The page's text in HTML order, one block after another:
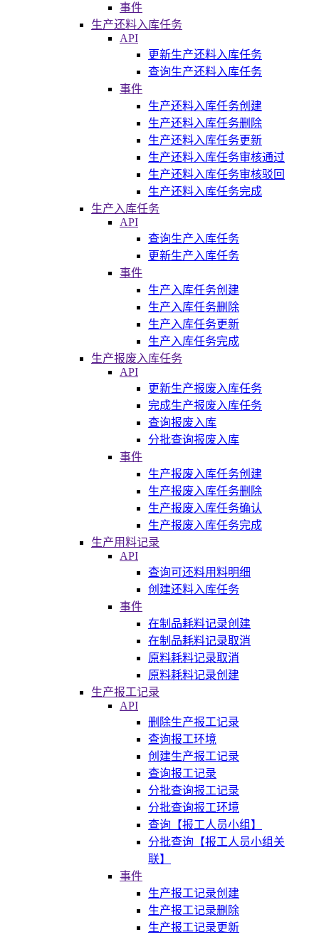
事件
生产还料入库任务
API
更新生产还料入库任务
查询生产还料入库任务
事件
生产还料入库任务创建
生产还料入库任务删除
生产还料入库任务更新
生产还料入库任务审核通过
生产还料入库任务审核驳回
生产还料入库任务完成
生产入库任务
API
查询生产入库任务
更新生产入库任务
事件
生产入库任务创建
生产入库任务删除
生产入库任务更新
生产入库任务完成
生产报废入库任务
API
更新生产报废入库任务
完成生产报废入库任务
查询报废入库
分批查询报废入库
事件
生产报废入库任务创建
生产报废入库任务删除
生产报废入库任务确认
生产报废入库任务完成
生产用料记录
API
查询可还料用料明细
创建还料入库任务
事件
在制品耗料记录创建
在制品耗料记录取消
原料耗料记录取消
原料耗料记录创建
生产报工记录
API
删除生产报工记录
查询报工环境
创建生产报工记录
查询报工记录
分批查询报工记录
分批查询报工环境
查询【报工人员小组】
分批查询【报工人员小组关
联】
事件
生产报工记录创建
生产报工记录删除
生产报工记录更新